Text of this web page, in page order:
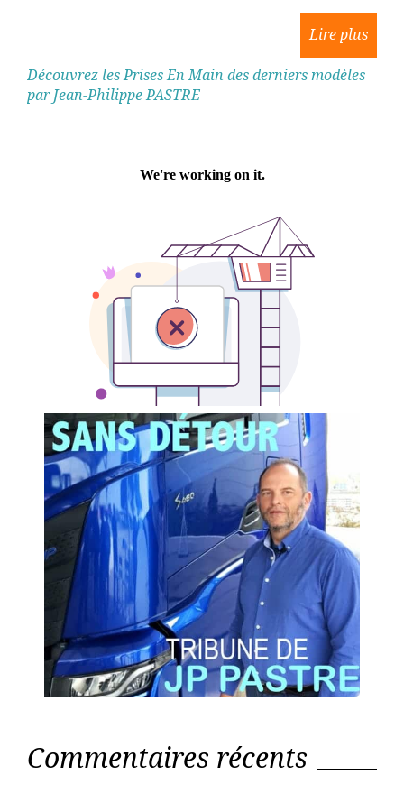
Découvrez les Prises En Main des derniers modèles
par Jean-Philippe PASTRE
Commentaires récents